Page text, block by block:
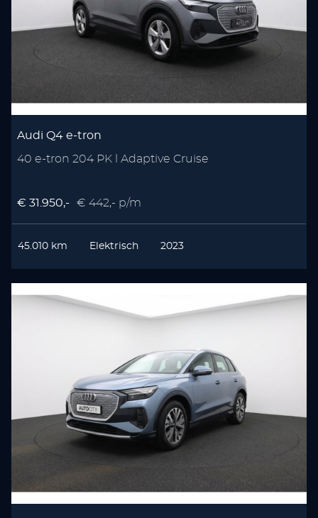
Audi Q4 e-tron
40 e-tron 204 PK l Adaptive Cruise
€ 31.950,- € 442,- p/m
45.010 km Elektrisch 2023